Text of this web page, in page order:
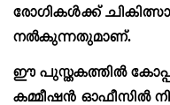
രോഗികൾക്ക്
നൽകുന്നതുമാണ്.
ഈ പുസ്തകത്തിൽ
കമ്മീഷൻ ഓഫീസിൽ